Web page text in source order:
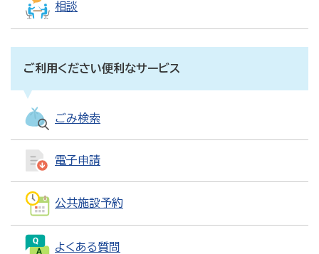
相談
ご利用ください便利なサービス
ごみ検索
電子申請
公共施設予約
よくある質問